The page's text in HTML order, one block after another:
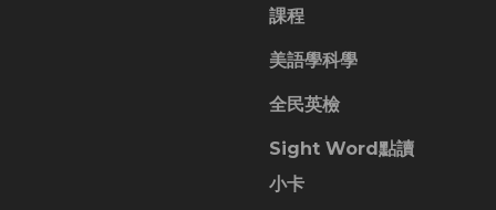
課程
美語學科學
全民英檢
Sight Word點讀
小卡